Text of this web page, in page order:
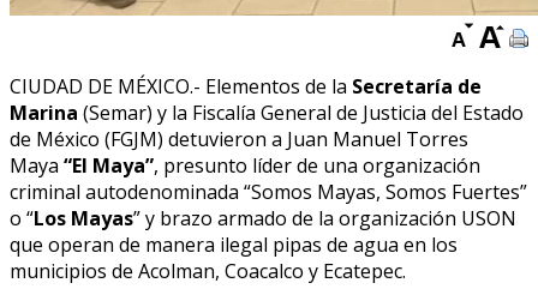
CIUDAD DE MÉXICO.- Elementos de la Secretaría de
Marina (Semar) y la Fiscalía General de Justicia del Estado
de México (FGJM) detuvieron a Juan Manuel Torres
Maya “El Maya”, presunto líder de una organización
criminal autodenominada “Somos Mayas, Somos Fuertes”
o “Los Mayas” y brazo armado de la organización USON
que operan de manera ilegal pipas de agua en los
municipios de Acolman, Coacalco y Ecatepec.